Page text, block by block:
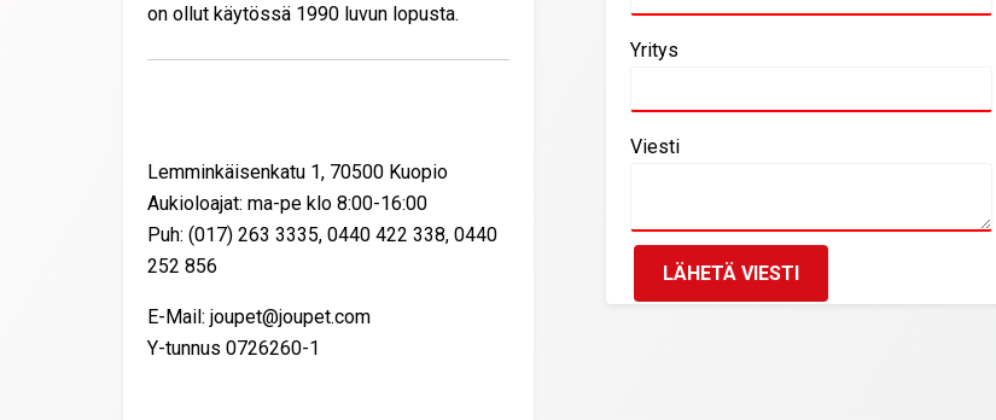
on ollut käytössä 1990 luvun lopusta.
Lemminkäisenkatu 1, 70500 Kuopio
Aukioloajat: ma-pe klo 8:00-16:00
Puh: (017) 263 3335, 0440 422 338, 0440
252 856
E-Mail: joupet@joupet.com
Y-tunnus 0726260-1
Yritys
Viesti